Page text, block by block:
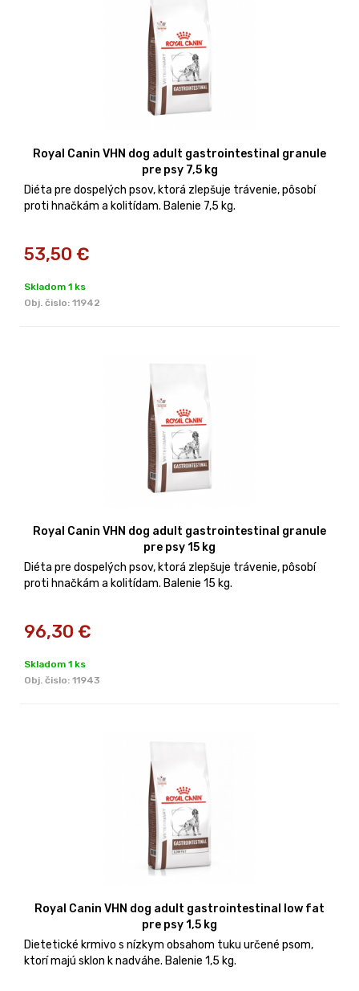
Royal Canin VHN dog adult gastrointestinal granule
pre psy 7,5 kg
Diéta pre dospelých psov, ktorá zlepšuje trávenie, pôsobí
proti hnačkám a kolitídam. Balenie 7,5 kg.
53,50 €
Skladom 1 ks
Obj. čislo: 11942
Royal Canin VHN dog adult gastrointestinal granule
pre psy 15 kg
Diéta pre dospelých psov, ktorá zlepšuje trávenie, pôsobí
proti hnačkám a kolitídam. Balenie 15 kg.
96,30 €
Skladom 1 ks
Obj. čislo: 11943
Royal Canin VHN dog adult gastrointestinal low fat
pre psy 1,5 kg
Dietetické krmivo s nízkym obsahom tuku určené psom,
ktorí majú sklon k nadváhe. Balenie 1,5 kg.